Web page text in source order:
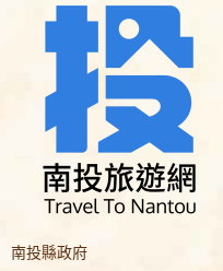
南投縣政府